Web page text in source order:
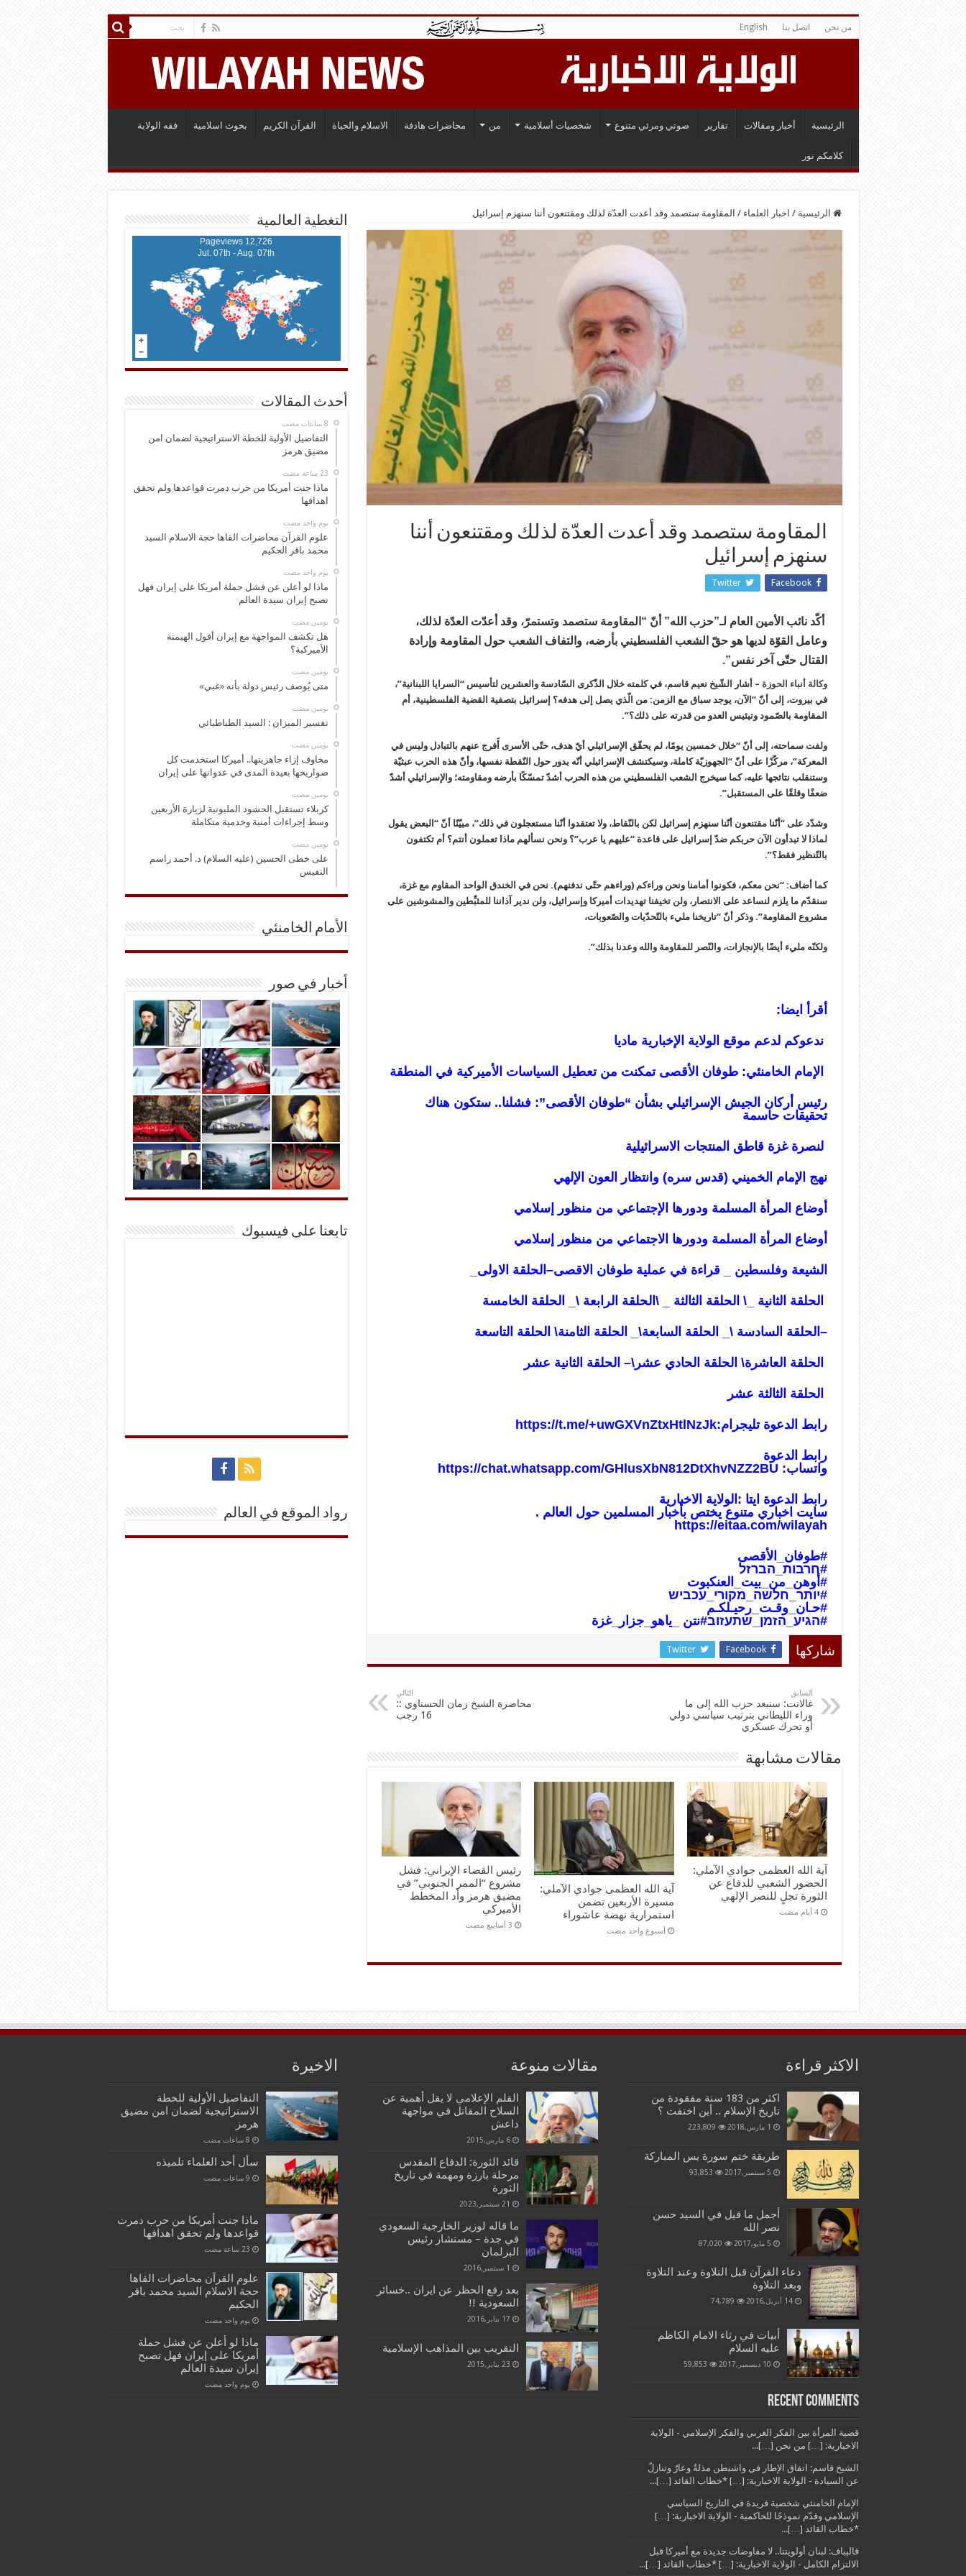
من نحن اتصل بنا English
الرئيسية أخبار ومقالات تقارير صوتي ومرئي متنوع شخصيات أسلامية من محاضرات هادفة الاسلام والحياة القرآن الكريم بحوث اسلامية فقه الولاية
كلامكم نور
الرئيسية / اخبار العلماء / المقاومة ستصمد وقد أعدت العدّة لذلك ومقتنعون أننا سنهزم إسرائيل
المقاومة ستصمد وقد أعدت العدّة لذلك ومقتنعون أننا
سنهزم إسرائيل
Facebook
Twitter
أكّد نائب الأمين العام لـ”حزب الله” أنّ “المقاومة ستصمد وتستمرّ، وقد أعدّت العدّة لذلك،
وعامل القوّة لديها هو حقّ ​الشعب الفلسطيني​ بأرضه، والتفاف الشعب حول المقاومة وإرادة
القتال حتّى آخر نفس”.
وكالة أنباء الحوزة – أشار الشّيخ نعيم قاسم، في كلمته خلال الذّكرى السّادسة والعشرين لتأسيس “السرايا اللبنانية”،
في بيروت، إلى أنّ “الآن، يوجد سباق مع الزمن: من الّذي يصل إلى هدفه؟ إسرائيل بتصفية القضية الفلسطينية، أم
المقاومة بالصّمود وتيئيس العدو من قدرته على ذلك؟”.
ولفت سماحته، إلى أنّ “خلال خمسين يومًا، لم يحقّق الإسرائيلي أيّ هدف، حتّى الأسرى أَفرج عنهم بالتبادل وليس في
المعركة”، مركّزًا على أنّ “الجهوزيّة كاملة، وسيكتشف الإسرائيلي أنّه يدور حول النّقطة نفسها، وأنّ هذه الحرب عبثيّة
وستنقلب نتائجها عليه، كما سيخرج الشعب الفلسطيني من هذه الحرب أشدّ تمسّكًا بأرضه ومقاومته؛ والإسرائيلي أشدّ
ضعفًا وقلقًا على المستقبل”.
وشدّد على “أنّنا مقتنعون أنّنا سنهزم إسرائيل لكن بالنّقاط، ولا تعتقدوا أنّنا مستعجلون في ذلك”، مبيّنًا أنّ “البعض يقول
لماذا لا تبدأون الآن حربكم ضدّ إسرائيل على قاعدة “عليهم يا عرب”؟ ونحن نسألهم ماذا تعملون أنتم؟ أم تكتفون
بالتّنظير فقط؟”.
كما أضاف: “نحن معكم، فكونوا أمامنا ونحن وراءكم (وراءهم حتّى ندفنهم). نحن في الخندق الواحد المقاوم مع غزة،
سنقدّم ما يلزم لنساعد على الانتصار، ولن تخيفنا تهديدات أميركا وإسرائيل، ولن ندير آذاننا للمثبِّطين والمشوشين على
مشروع المقاومة”. وذكر أنّ “تاريخنا مليء بالتّحدّيات والصّعوبات،
ولكنّه مليء أيضًا بالإنجازات، والنّصر للمقاومة والله وعدنا بذلك”.
أقرأ ايضا:
ندعوكم لدعم موقع الولاية الإخبارية ماديا
الإمام الخامنئي: طوفان الأقصى تمكنت من تعطيل السياسات الأميركية في المنطقة
رئيس أركان الجيش الإسرائيلي بشأن “طوفان الأقصى”: فشلنا.. ستكون هناك
تحقيقات حاسمة
لنصرة غزة قاطق المنتجات الاسرائيلية
نهج الإمام الخميني (قدس سره) وانتظار العون الإلهي
أوضاع المرأة المسلمة ودورها الإجتماعي من منظور إسلامي
أوضاع المرأة المسلمة ودورها الاجتماعي من منظور إسلامي
الشيعة وفلسطين _ قراءة في عملية طوفان الاقصى– الحلقة الاولى_
الحلقة الثانية _\ الحلقة الثالثة _\ الحلقة الرابعة\ _ الحلقة الخامسة
–الحلقة السادسة\ _ الحلقة السابعة\ _ الحلقة الثامنة\ الحلقة التاسعة
الحلقة العاشرة\ الحلقة الحادي عشر\– الحلقة الثانية عشر
الحلقة الثالثة عشر
رابط الدعوة تليجرام:https://t.me/+uwGXVnZtxHtlNzJk
رابط الدعوة
واتساب: https://chat.whatsapp.com/GHlusXbN812DtXhvNZZ2BU
رابط الدعوة ايتا :الولاية الاخبارية
سايت اخباري متنوع يختص بأخبار المسلمين حول العالم .
https://eitaa.com/wilayah
#طوفان_الأقصى
#חרבות_הברזל
#أوهن_من_بيت_العنكبوت
#יותר_חלשה_מקורי_עכביש
#حـان_وقـت_رحيـلكـم
#הגיע_הזמן_שתעזוב#نتن _ياهو_جزار_غزة
شاركها Facebook
Twitter
السابق
غالانت: سنبعد حزب الله إلى ما
وراء الليطاني بترتيب سياسي دولي
أو تحرك عسكري
التالي
محاضرة الشيخ زمان الحسناوي ::
16 رجب
مقالات مشابهة
آية الله العظمى جوادي الآملي:
الحضور الشعبي للدفاع عن
الثورة تجلٍ للنصر الإلهي
‏4 أيام مضت
آية الله العظمى جوادي الآملي:
مسيرة الأربعين تضمن
استمرارية نهضة عاشوراء
‏أسبوع واحد مضت
رئيس القضاء الإيراني: فشل
مشروع “الممر الجنوبي” في
مضيق هرمز وأد المخطط
الأميركي
التغطية العالمية
12,726 Pageviews
Jul. 07th - Aug. 07th
أحدث المقالات
التفاصيل الأولية للخطة الاستراتيجية لضمان امن
مضيق هرمز
ماذا جنت أمريكا من حرب دمرت قواعدها ولم تحقق
اهدافها
‏يوم واحد مضت
علوم القرآن محاضرات القاها حجة الاسلام السيد
محمد باقر الحكيم
‏يوم واحد مضت
ماذا لو أعلن عن فشل حملة أمريكا على إيران فهل
تصبح إيران سيدة العالم
‏يومين مضت
هل تكشف المواجهة مع إيران أفول الهيمنة
الأميركية؟
‏يومين مضت
متى يُوصف رئيس دولة بأنه «غبي»
‏يومين مضت
تفسير الميزان : السيد الطباطبائي
‏يومين مضت
مخاوف إزاء جاهزيتها.. أميركا استخدمت كل
صواريخها بعيدة المدى في عدوانها على إيران
‏يومين مضت
كربلاء تستقبل الحشود المليونية لزيارة الأربعين
وسط إجراءات أمنية وخدمية متكاملة
‏يومين مضت
على خطى الحسين (عليه السلام) د. أحمد راسم
النفيس
الأمام الخامنئي
أخبار في صور
تابعنا على فيسبوك
رواد الموقع في العالم
الاكثر قراءة
اكثر من 183 سنة مفقودة من
تاريخ الإسلام .. أين اختفت ؟
1 مارس,2018 223,809
طريقة ختم سورة يس المباركة
5 سبتمبر,2017 93,853
أجمل ما قيل في السيد حسن
نصر الله
5 مايو,2017 87,020
دعاء القرآن قبل التلاوة وعند التلاوة
وبعد التلاوة
14 أبريل,2016 74,789
أبيات في رثاء الامام الكاظم
عليه السلام
10 ديسمبر,2017 59,853
Recent Comments
قضية المرأة بين الفكر الغربي والفكر الإسلامي - الولاية
الاخبارية: […] من نحن […]...
الشيخ قاسم: اتفاق الإطار في واشنطن مذلةٌ وعارٌ وتنازلٌ
عن السيادة - الولاية الاخبارية: […] *خطاب القائد […]...
الإمام الخامنئي شخصية فريدة في التاريخ السياسي
الإسلامي وقدّم نموذجًا للحاكمية - الولاية الاخبارية: […]
*خطاب القائد […]...
قاليباف: لبنان أولويتنا.. لا مفاوضات جديدة مع أميركا قبل
الالتزام الكامل - الولاية الاخبارية: […] *خطاب القائد […]...
مقالات منوعة
القلم الإعلامي لا يقل أهمية عن
السلاح المقاتل في مواجهة
داعش
6 مارس,2015
قائد الثورة: الدفاع المقدس
مرحلة بارزة ومهمة في تاريخ
الثورة
21 سبتمبر,2023
ما قاله لوزير الخارجية السعودي
في جدة – مستشار رئيس
البرلمان
1 سبتمبر,2016
بعد رفع الحظر عن ايران ..خسائر
السعودية !!
17 يناير,2016
التقريب بين المذاهب الإسلامية
23 يناير,2015
الاخيرة
التفاصيل الأولية للخطة
الاستراتيجية لضمان امن مضيق
هرمز
سأل أحد العلماء تلميذه
ماذا جنت أمريكا من حرب دمرت
قواعدها ولم تحقق اهدافها
علوم القرآن محاضرات القاها
حجة الاسلام السيد محمد باقر
الحكيم
‏يوم واحد مضت
ماذا لو أعلن عن فشل حملة
أمريكا على إيران فهل تصبح
إيران سيدة العالم
‏يوم واحد مضت